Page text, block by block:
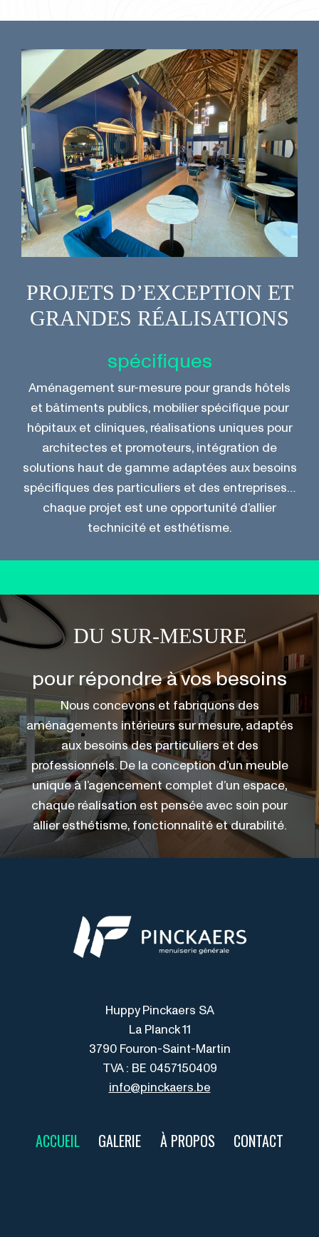
PROJETS D’EXCEPTION ET
GRANDES RÉALISATIONS
spécifiques
Aménagement sur-mesure pour grands hôtels
et bâtiments publics, mobilier spécifique pour
hôpitaux et cliniques, réalisations uniques pour
architectes et promoteurs, intégration de
solutions haut de gamme adaptées aux besoins
spécifiques des particuliers et des entreprises…
chaque projet est une opportunité d’allier
technicité et esthétisme.
DU SUR-MESURE
pour répondre à vos besoins
Nous concevons et fabriquons des
aménagements intérieurs sur mesure, adaptés
aux besoins des particuliers et des
professionnels. De la conception d’un meuble
unique à l’agencement complet d’un espace,
chaque réalisation est pensée avec soin pour
allier esthétisme, fonctionnalité et durabilité.
Huppy Pinckaers SA
La Planck 11
3790 Fouron-Saint-Martin
TVA : BE 0457150409
info@pinckaers.be
ACCUEIL GALERIE À PROPOS CONTACT